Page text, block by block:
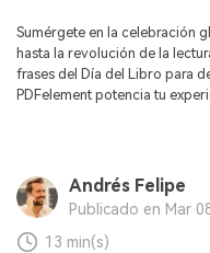
PDF OCR
Extraer datos de
Compartir PDF
Soluciones completas
Historias de clientes
Comparación de
¿Qué hay de nuevo?
Especificaciones
Sumérgete en la celebración
hasta la revolución de la
frases del Día del Libro para
PDFelement potencia tu
Andrés Felipe
Publicado en Mar
13 min(s)